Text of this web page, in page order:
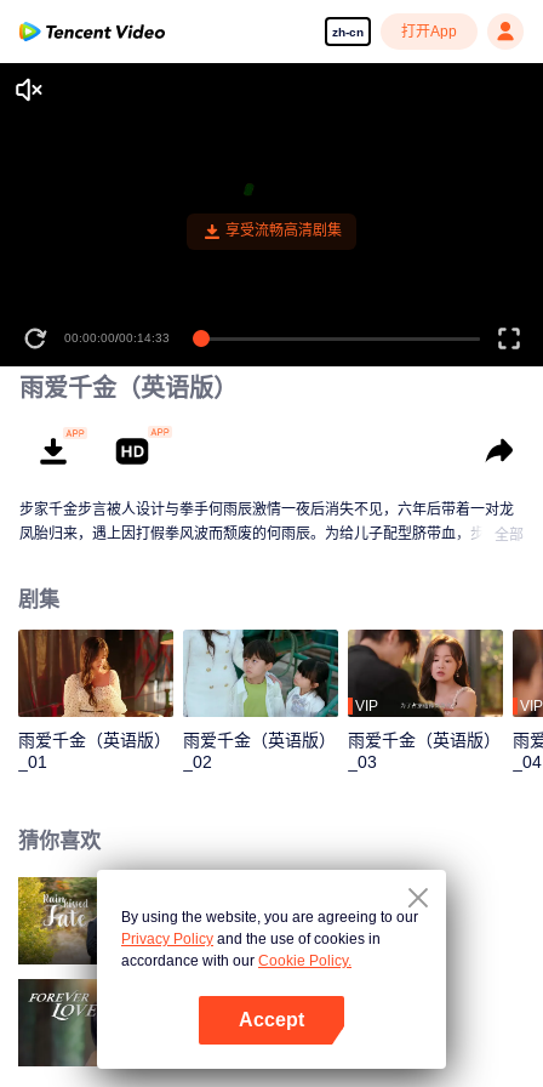
zh-cn 打开App
享受流畅高清剧集
00:00:00/00:14:33
雨爱千金（英语版）
步家千金步言被人设计与拳手何雨辰激情一夜后消失不见，六年后带着一对龙
凤胎归来，遇上因打假拳风波而颓废的何雨辰。为给儿子配型脐带血，步言决
全部
剧集
雨爱千金（英语版）
_01
雨爱千金（英语版）
_02
VIP
雨爱千金（英语版）
_03
VIP
雨
_04
猜你喜欢
雨爱千金
盲心千金（英语版）
By using the website, you are agreeing to our
Privacy Policy and the use of cookies in
accordance with our Cookie Policy.
Accept